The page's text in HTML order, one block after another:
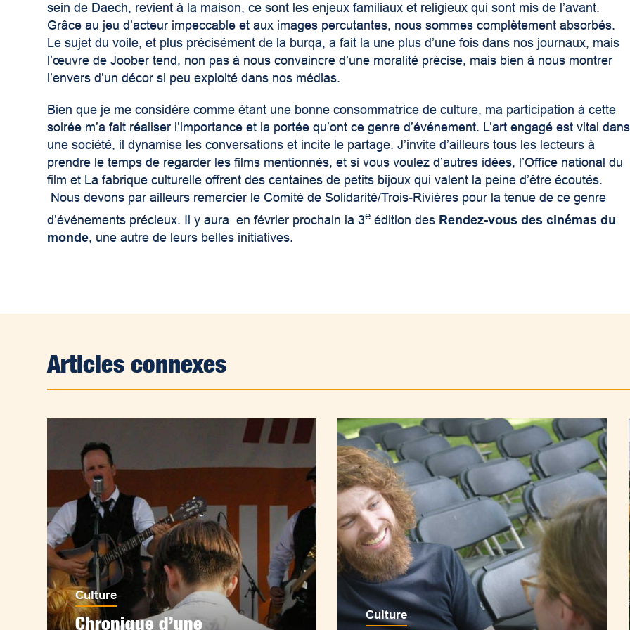
sein de Daech, revient à la maison, ce sont les enjeux familiaux et religieux qui sont mis de l’avant.
Grâce au jeu d’acteur impeccable et aux images percutantes, nous sommes complètement absorbés.
Le sujet du voile, et plus précisément de la burqa, a fait la une plus d’une fois dans nos journaux, mais
l’œuvre de Joober tend, non pas à nous convaincre d’une moralité précise, mais bien à nous montrer
l’envers d’un décor si peu exploité dans nos médias.
Bien que je me considère comme étant une bonne consommatrice de culture, ma participation à cette
soirée m’a fait réaliser l’importance et la portée qu’ont ce genre d’événement. L’art engagé est vital dans
une société, il dynamise les conversations et incite le partage. J’invite d’ailleurs tous les lecteurs à
prendre le temps de regarder les films mentionnés, et si vous voulez d’autres idées, l’Office national du
film et La fabrique culturelle offrent des centaines de petits bijoux qui valent la peine d’être écoutés.
Nous devons par ailleurs remercier le Comité de Solidarité/Trois-Rivières pour la tenue de ce genre
d’événements précieux. Il y aura en février prochain la 3e édition des Rendez-vous des cinémas du
monde, une autre de leurs belles initiatives.
Articles connexes
Culture
Chronique d’une Culture